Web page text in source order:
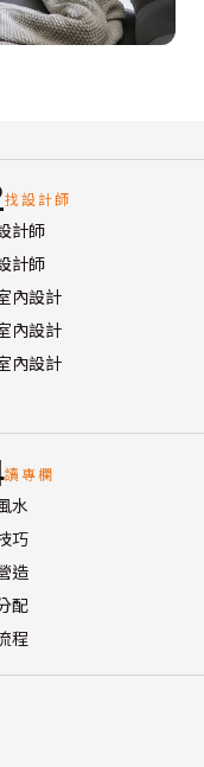
找設計師
計師
計師
內設計
內設計
內設計
讀專欄
水
巧
造
配
程